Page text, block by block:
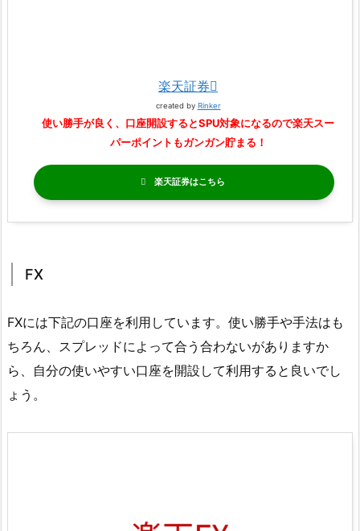
楽天証券
created by Rinker
使い勝手が良く、口座開設するとSPU対象になるので楽天スー
パーポイントもガンガン貯まる！
楽天証券
FX
FXには下記の口座を利用しています。使い勝手や手法はも
ちろん、スプレッドによって合う合わないがありますか
ら、自分の使いやすい口座を開設して利用すると良いでし
ょう。